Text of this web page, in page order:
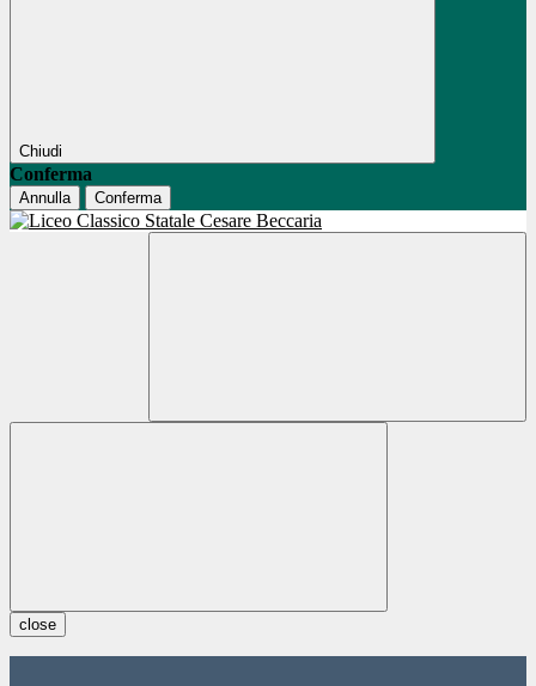
Chiudi
Conferma
Annulla Conferma
close